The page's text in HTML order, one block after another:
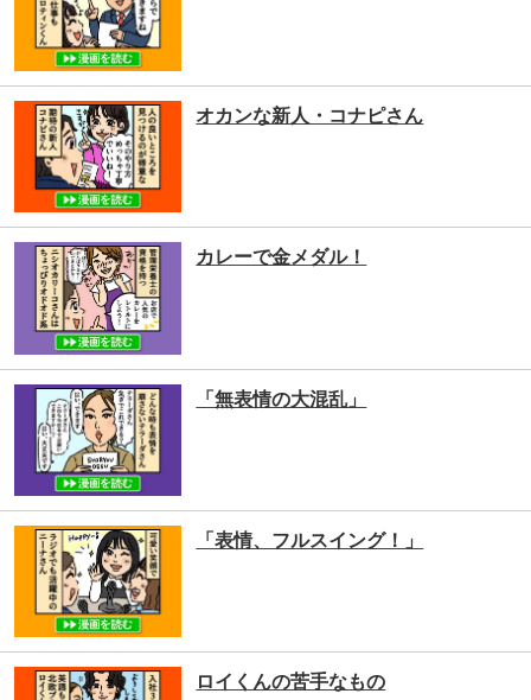
オカンな新人・コナピさん
カレーで金メダル！
「無表情の大混乱」
「表情、フルスイング！」
ロイくんの苦手なもの